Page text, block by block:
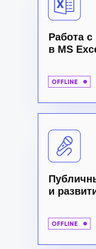
Работа
в MS
и